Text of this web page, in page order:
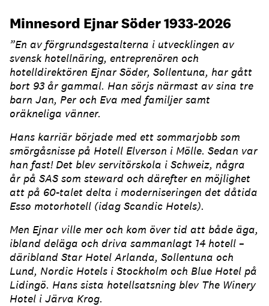
Minnesord Ejnar Söder 1933-2026
”En av förgrundsgestalterna i utvecklingen av
svensk hotellnäring, entreprenören och
hotelldirektören Ejnar Söder, Sollentuna, har gått
bort 93 år gammal. Han sörjs närmast av sina tre
barn Jan, Per och Eva med familjer samt
oräkneliga vänner.
Hans karriär började med ett sommarjobb som
smörgåsnisse på Hotell Elverson i Mölle. Sedan var
han fast! Det blev servitörskola i Schweiz, några
år på SAS som steward och därefter en möjlighet
att på 60-talet delta i moderniseringen det dåtida
Esso motorhotell (idag Scandic Hotels).
Men Ejnar ville mer och kom över tid att både äga,
ibland deläga och driva sammanlagt 14 hotell –
däribland Star Hotel Arlanda, Sollentuna och
Lund, Nordic Hotels i Stockholm och Blue Hotel på
Lidingö. Hans sista hotellsatsning blev The Winery
Hotel i Järva Krog.